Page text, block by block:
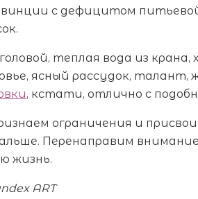
с дефицитом
теплая вода из
ясный рассудок,
, кстати, отлично с
ограничения и
Перенаправим
жизнь.
ART